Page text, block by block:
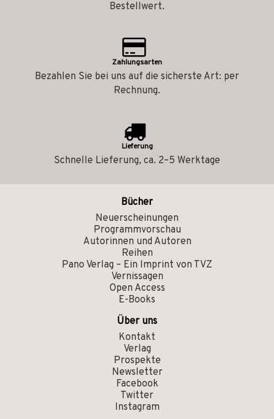
Bestellwert.
Zahlungsarten
Bezahlen Sie bei uns auf die sicherste Art: per
Rechnung.
Lieferung
Schnelle Lieferung, ca. 2–5 Werktage
Bücher
Neuerscheinungen
Programmvorschau
Autorinnen und Autoren
Reihen
Pano Verlag – Ein Imprint von TVZ
Vernissagen
Open Access
E-Books
Über uns
Kontakt
Verlag
Prospekte
Newsletter
Facebook
Twitter
Instagram